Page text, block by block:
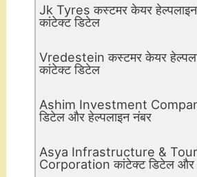
Jk Tyres कस्टमर केयर
कांटेक्ट डिटेल
Vredestein कस्टमर केयर
कांटेक्ट डिटेल
Ashim Investment
डिटेल और हेल्पलाइन नंबर
Asya Infrastructure &
Corporation कांटेक्ट डिटेल और